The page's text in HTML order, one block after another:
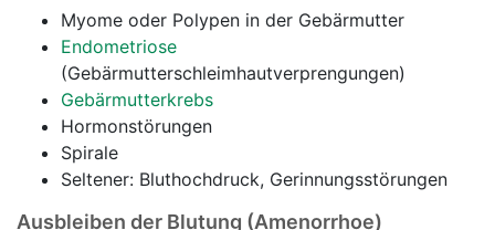
Myome oder Polypen in der Gebärmutter
Endometriose
(Gebärmutterschleimhautverprengungen)
Gebärmutterkrebs
Hormonstörungen
Spirale
Seltener: Bluthochdruck, Gerinnungsstörungen
Ausbleiben der Blutung (Amenorrhoe)